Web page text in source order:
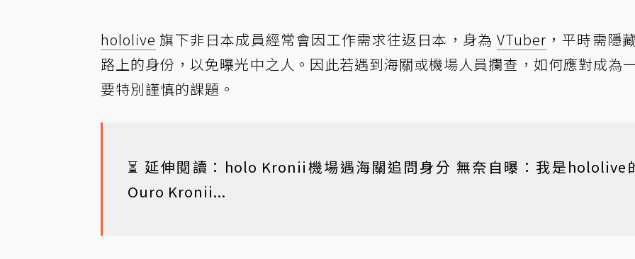
hololive 旗下非日本成員經常會因工作需求往返日本，身為 VTuber ，平時需隱
路上的身份，以免曝光中之人。因此若遇到海關或機場人員攔查，如何應對成為
要特別謹慎的課題。
⏳ 延伸閱讀： holo Kronii機場遇海關追問身分 無奈自曝：我是hololive
Ouro Kronii...